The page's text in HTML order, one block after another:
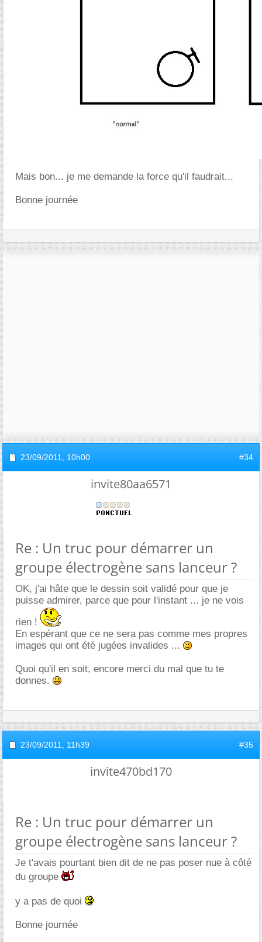
Mais bon... je me demande la force qu'il faudrait...
Bonne journée
23/09/2011, 10h00 #34
invite80aa6571
Re : Un truc pour démarrer un
groupe électrogène sans lanceur ?
OK, j'ai hâte que le dessin soit validé pour que je
puisse admirer, parce que pour l'instant ... je ne vois
rien !
En espérant que ce ne sera pas comme mes propres
images qui ont été jugées invalides ...
Quoi qu'il en soit, encore merci du mal que tu te
donnes.
23/09/2011, 11h39 #35
invite470bd170
Re : Un truc pour démarrer un
groupe électrogène sans lanceur ?
Je t'avais pourtant bien dit de ne pas poser nue à côté
du groupe
y a pas de quoi
Bonne journée